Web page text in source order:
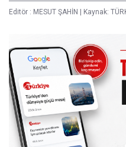
Editör : MESUT ŞAHİN | Kaynak: